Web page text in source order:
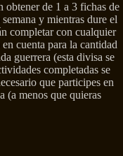
obtener de 1 a 3 fichas de
y mientras dure el
completar con cualquier
cuenta para la cantidad
guerrera (esta divisa se
completadas se
que participes en
(a menos que quieras